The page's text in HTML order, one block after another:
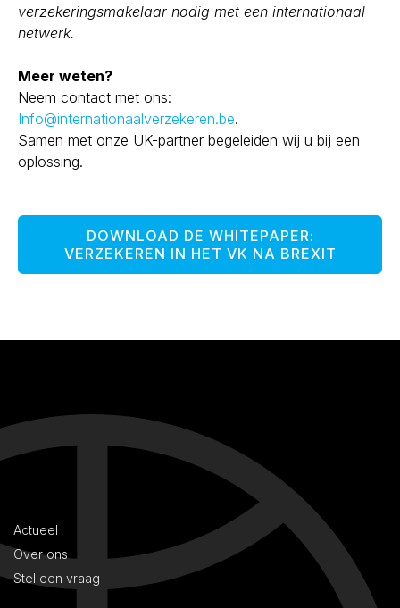
verzekeringsmakelaar nodig met een internationaal
netwerk.
Meer weten?
Neem contact met ons:
Info@internationaalverzekeren.be.
Samen met onze UK-partner begeleiden wij u bij een
oplossing.
DOWNLOAD DE WHITEPAPER:
VERZEKEREN IN HET VK NA BREXIT
Actueel
Over ons
Stel een vraag